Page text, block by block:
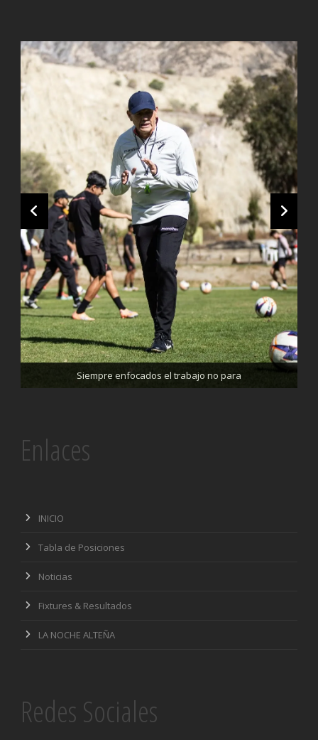
Siempre enfocados el trabajo no para
Trabajando enfocados, listos para el partido de mañana
Enlaces
INICIO
Tabla de Posiciones
Noticias
Fixtures & Resultados
LA NOCHE ALTEÑA
Redes Sociales